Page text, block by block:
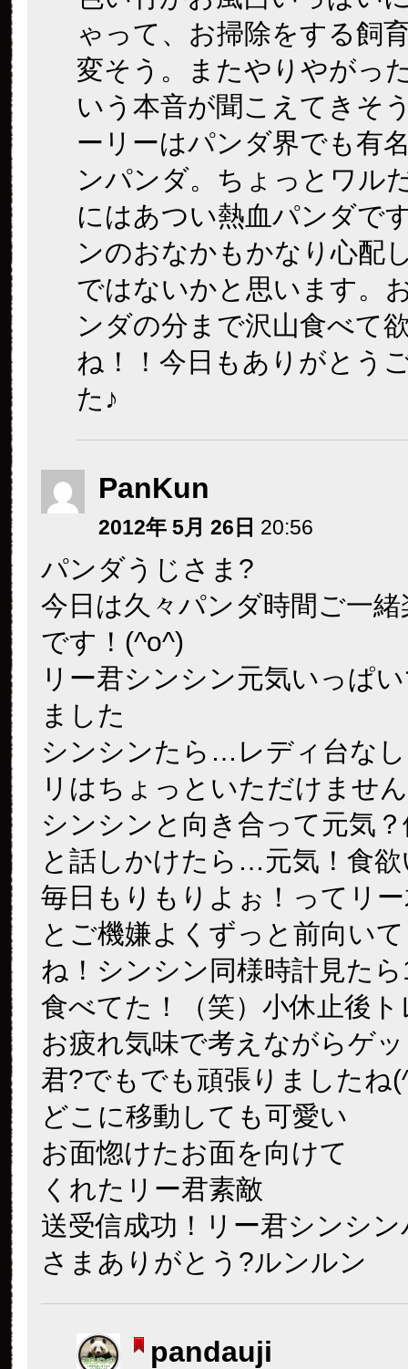
ゃって、お掃除をする飼
変そう。またやりやがっ
いう本音が聞こえてきそ
ーリーはパンダ界でも有
ンパンダ。ちょっとワル
にはあつい熱血パンダで
ンのおなかもかなり心配
ではないかと思います。
ンダの分まで沢山食べて
ね！！今日もありがとう
た♪
PanKun
2012年 5月 26日 20:56
パンダうじさま?
今日は久々パンダ時間ご一
です！(^o^)
リー君シンシン元気いっぱ
ました
シンシンたら…レディ台な
リはちょっといただけませ
シンシンと向き合って元気
と話しかけたら…元気！食
毎日もりもりよぉ！って リ
とご機嫌よくずっと前向い
ね！シンシン同様時計見た
食べてた！（笑）小休止後
お疲れ気味で考えながらゲ
君?でもでも頑張りましたね
どこに移動しても可愛い
お面惚けたお面を向けて
くれたリー君素敵
送受信成功！リー君シンシ
さまありがとう?ルンルン
pandauji